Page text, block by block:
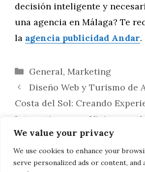
We value your privacy
We use cookies to enhance your
serve personalized ads or content, and
decisión inteligente y
una agencia en Málaga? Te
la agencia publicidad Andar.
Categorías
General, Marketing
Diseño Web y Turismo de
Costa del Sol: Creando
Interactivas para Viajeros en
La Relevancia del
Actualización Continua en el
Málaga